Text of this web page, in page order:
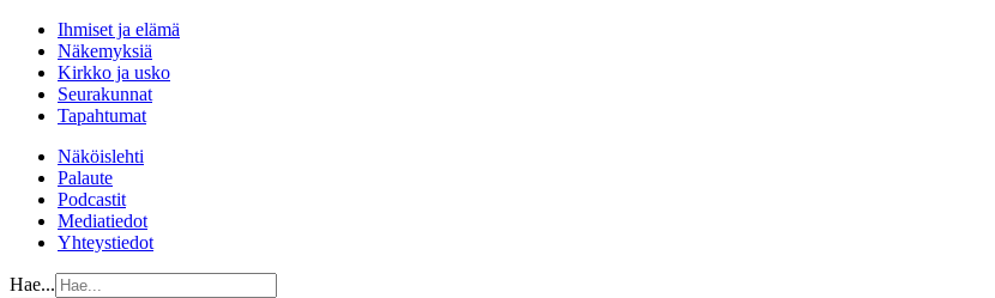
Ihmiset ja elämä
Näkemyksiä
Kirkko ja usko
Seurakunnat
Tapahtumat
Näköislehti
Palaute
Podcastit
Mediatiedot
Yhteystiedot
Hae...